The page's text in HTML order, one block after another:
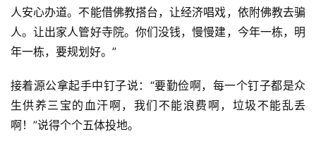
资
讯
人安心办道。不能借佛教搭台，让经济唱戏，依附佛教去骗
人。让出家人管好寺院。你们没钱，慢慢建，今年一栋，明
年一栋，要规划好。”
接着源公拿起手中钉子说：“要勤俭啊，每一个钉子都是众
生供养三宝的血汗啊，我们不能浪费啊，垃圾不能乱丢
啊！”说得个个五体投地。